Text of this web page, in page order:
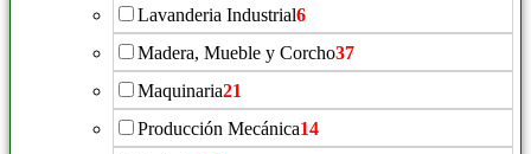
Lavanderia Industrial6
Madera, Mueble y Corcho37
Maquinaria21
Producción Mecánica14